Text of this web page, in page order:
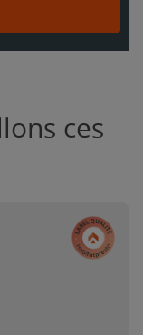
ces